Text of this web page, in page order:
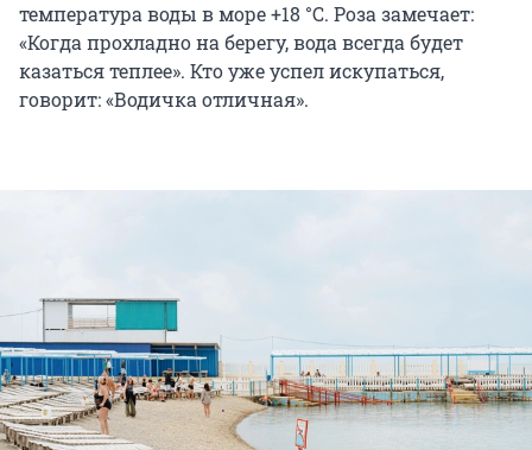
температура воды в море +18 °C. Роза замечает:
«Когда прохладно на берегу, вода всегда будет
казаться теплее». Кто уже успел искупаться,
говорит: «Водичка отличная».